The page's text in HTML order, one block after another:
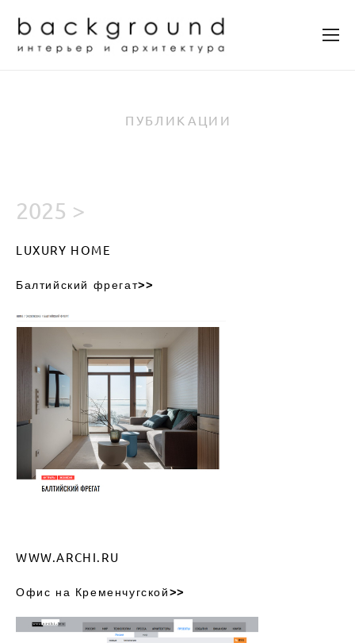
ПУБЛИКАЦИИ
2025 >
LUXURY HOME
Балтийский фрегат>>
WWW.ARCHI.RU
Офис на Кременчугской>>